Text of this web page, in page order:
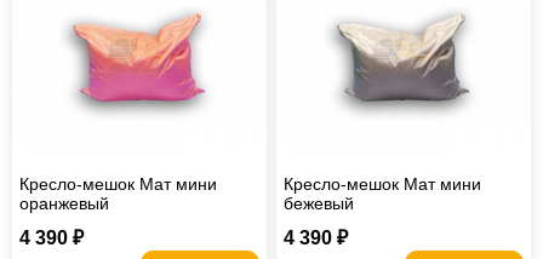
Кресло-мешок Мат мини
оранжевый
4 390 ₽
Кресло-мешок Мат мини
бежевый
4 390 ₽